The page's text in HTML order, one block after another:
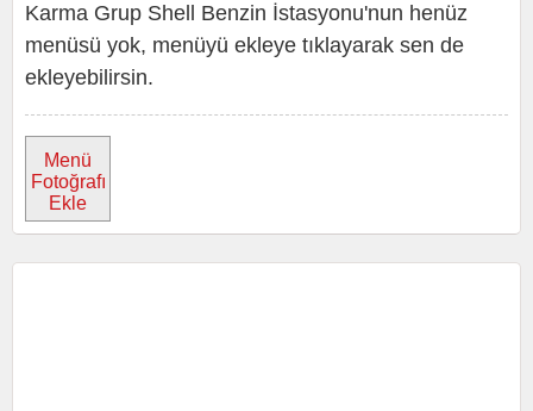
Karma Grup Shell Benzin İstasyonu'nun henüz
menüsü yok, menüyü ekleye tıklayarak sen de
ekleyebilirsin.
Menü
Fotoğrafı
Ekle